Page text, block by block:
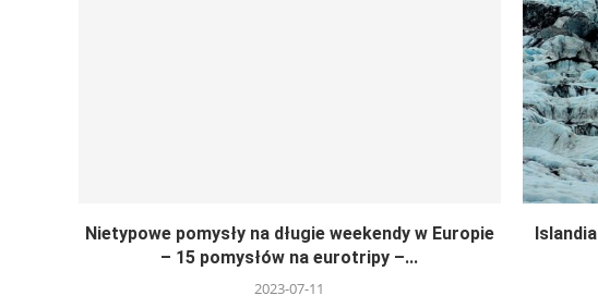
Nietypowe pomysły na długie weekendy w Europie
– 15 pomysłów na eurotripy –...
2023-07-11